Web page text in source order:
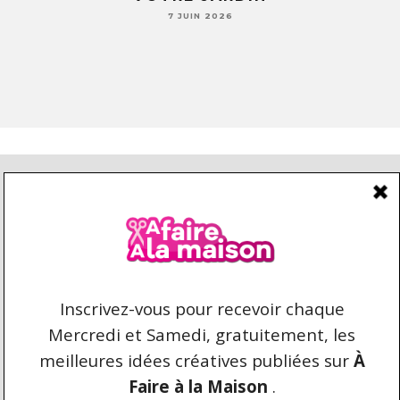
7 JUIN 2026
CONDITIONS D’UTILISATION CONTACT
REPRODUCTION ET DROIT D'AUTEUR
AFAIREALAMAISON.COM © 2021 TOUS DROITS